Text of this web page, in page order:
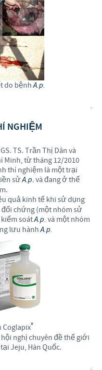
do bệnhA.p.
.
NGHIỆM
TS. Trần Thị Dân và
Minh, từ tháng 12/2010
thí nghiệm là một trại
sửA.p. và đang ở thể
quả kinh tế khi sử dụng
chứng (một nhóm sử
kiểm soátA.p. và một nhóm
lưu hànhA.p.
Coglapix®
nghị chuyên đề thế giới
Jeju, Hàn Quốc.
.